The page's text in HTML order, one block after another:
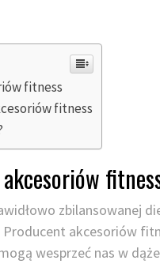
fitness
fitness
zbilansowanej
akcesoriów
wesprzeć nas w